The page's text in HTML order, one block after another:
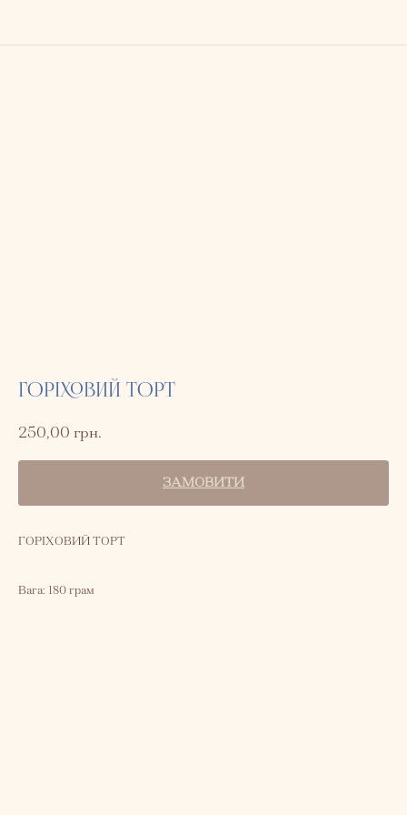
ГОРІХОВИЙ ТОРТ
250,00 грн.
ЗАМОВИТИ
ГОРІХОВИЙ ТОРТ
Вага: 180 грам